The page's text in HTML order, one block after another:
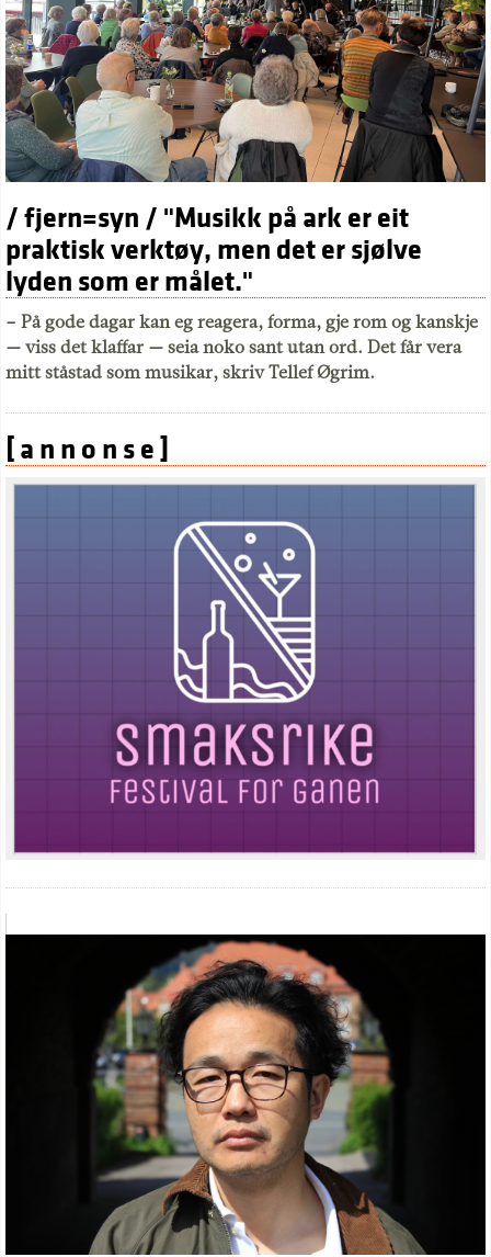
/ fjern=syn / "Musikk på ark er eit
praktisk verktøy, men det er sjølve
lyden som er målet."
– På gode dagar kan eg reagera, forma, gje rom og kanskje
— viss det klaffar — seia noko sant utan ord. Det får vera
mitt ståstad som musikar, skriv Tellef Øgrim.
[ a n n o n s e ]